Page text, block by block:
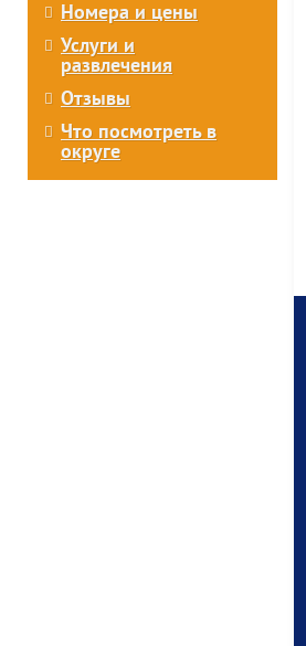
Номера и цены
Услуги и
развлечения
Отзывы
Что посмотреть в
округе